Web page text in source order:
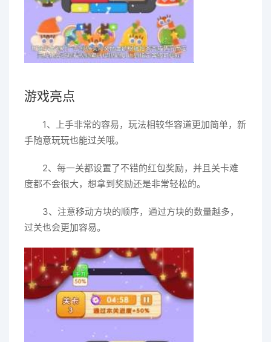
游戏亮点
1、上手非常的容易，玩法相较华容道更加简单，新
手随意玩玩也能过关哦。
2、每一关都设置了不错的红包奖励，并且关卡难
度都不会很大，想拿到奖励还是非常轻松的。
3、注意移动方块的顺序，通过方块的数量越多，
过关也会更加容易。